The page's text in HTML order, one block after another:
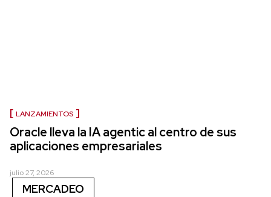
LANZAMIENTOS
Oracle lleva la IA agentic al centro de sus
aplicaciones empresariales
julio 27, 2026
MERCADEO